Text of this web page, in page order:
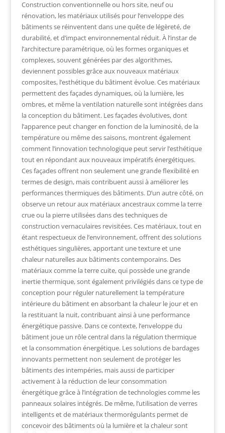
Construction conventionnelle ou hors site, neuf ou
rénovation, les matériaux utilisés pour l’enveloppe des
bâtiments se réinventent dans une quête de légèreté, de
durabilité, et d’impact environnemental réduit. À l’instar de
l’architecture paramétrique, où les formes organiques et
complexes, souvent générées par des algorithmes,
deviennent possibles grâce aux nouveaux matériaux
composites, l’esthétique du bâtiment évolue. Ces matériaux
permettent des façades dynamiques, où la lumière, les
ombres, et même la ventilation naturelle sont intégrées dans
la conception du bâtiment. Les façades évolutives, dont
l’apparence peut changer en fonction de la luminosité, de la
température ou même des saisons, montrent également
comment l’innovation technologique peut servir l’esthétique
tout en répondant aux nouveaux impératifs énergétiques.
Ces façades offrent non seulement une grande flexibilité en
termes de design, mais contribuent aussi à améliorer les
performances thermiques des bâtiments. D’un autre côté, on
observe un retour aux matériaux ancestraux comme la terre
crue ou la pierre utilisées dans des techniques de
construction vernaculaires revisitées. Ces matériaux, tout en
étant respectueux de l’environnement, offrent des solutions
esthétiques singulières, apportant une texture et une
chaleur naturelles aux bâtiments contemporains. Des
matériaux comme la terre cuite, qui possède une grande
inertie thermique, sont également privilégiés dans ce type de
conception pour réguler naturellement la température
intérieure du bâtiment en absorbant la chaleur le jour et en
la restituant la nuit, contribuant ainsi à une performance
énergétique passive. Dans ce contexte, l’enveloppe du
bâtiment joue un rôle central dans la régulation thermique
et la consommation énergétique. Les solutions de bardages
innovants permettent non seulement de protéger les
bâtiments des intempéries, mais aussi de participer
activement à la réduction de leur consommation
énergétique grâce à l’intégration de technologies comme les
panneaux solaires intégrés. De même, l’utilisation de verres
intelligents et de matériaux thermorégulants permet de
concevoir des bâtiments où la lumière et la chaleur sont